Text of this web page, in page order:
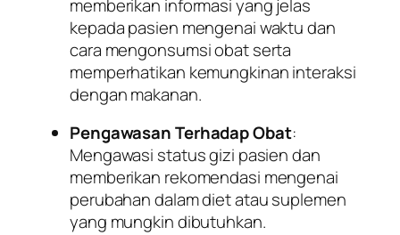
memberikan informasi yang jelas
kepada pasien mengenai waktu dan
cara mengonsumsi obat serta
memperhatikan kemungkinan interaksi
dengan makanan.
Pengawasan Terhadap Obat:
Mengawasi status gizi pasien dan
memberikan rekomendasi mengenai
perubahan dalam diet atau suplemen
yang mungkin dibutuhkan.